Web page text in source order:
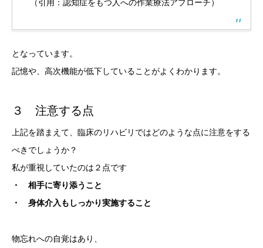
（引用：認知症をもつ人への作業療法アプローチ）
となっています。
記憶や、高次機能が低下していることがよくわかります。
３ 注意する点
上記を踏まえて、臨床のリハビリではどのような点に注意をする
べきでしょうか？
私が重視していたのは２点です
・ 相手に寄り添うこと
・ 身体介入もしっかり実施すること
物忘れへの自覚はあり、